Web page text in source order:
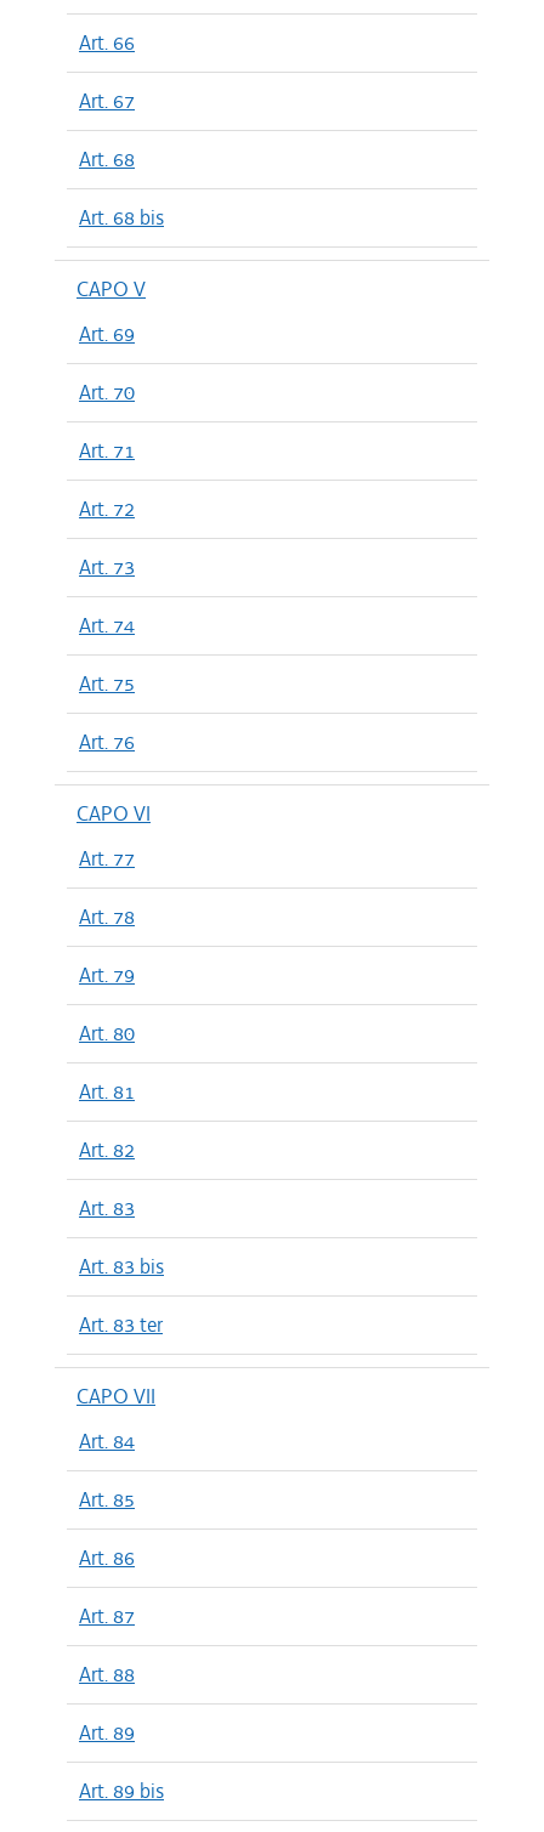
Art. 66
Art. 67
Art. 68
Art. 68 bis
CAPO V
Art. 69
Art. 70
Art. 71
Art. 72
Art. 73
Art. 74
Art. 75
Art. 76
CAPO VI
Art. 77
Art. 78
Art. 79
Art. 80
Art. 81
Art. 82
Art. 83
Art. 83 bis
Art. 83 ter
CAPO VII
Art. 84
Art. 85
Art. 86
Art. 87
Art. 88
Art. 89
Art. 89 bis